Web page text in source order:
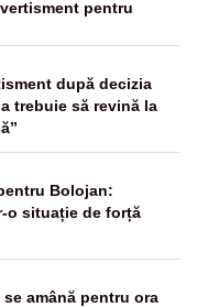
pentru
după decizia
trebuie să revină la
Bolojan:
o situație de forță
amână pentru ora